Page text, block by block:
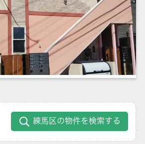
練馬区の物件を検索する